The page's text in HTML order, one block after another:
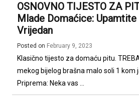
OSNOVNO TIJESTO ZA
Mlade Domaćice:
Vrijedan
Posted on February 9, 2023
Klasično tijesto za domaću pitu.
mekog bijelog brašna malo soli 1 kom
Priprema: Neka vas ...